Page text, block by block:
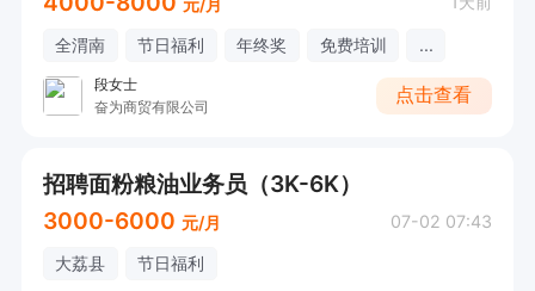
元/月
全渭南 节日福利 年终奖 免费培训 ...
段女士
奋为商贸有限公司
点击查看
招聘面粉粮油业务员（3K-6K）
3000-6000 元/月 07-02 07:43
大荔县 节日福利